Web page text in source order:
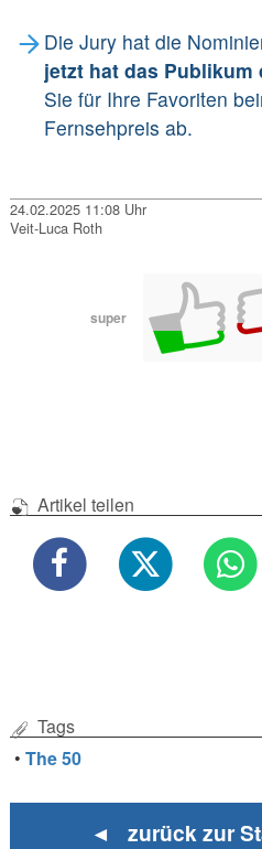
Die Jury hat die
jetzt hat das Publikum
Sie für Ihre Favoriten
Fernsehpreis ab.
24.02.2025 11:08 Uhr
Veit-Luca Roth
super
Artikel teilen
Tags
•The 50
◄ zurück zur